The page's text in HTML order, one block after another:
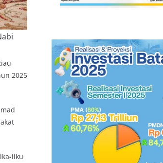
2025
liku